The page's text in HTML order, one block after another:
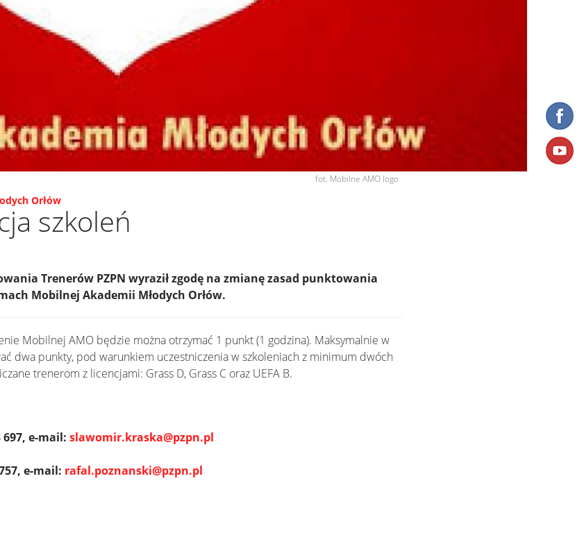
fot. Mobilne AMO logo
Orłów
szkoleń
Trenerów PZPN wyraził zgodę na zmianę zasad punktowania
Mobilnej Akademii Młodych Orłów.
Mobilnej AMO będzie można otrzymać 1 punkt (1 godzina). Maksymalnie w
dwa punkty, pod warunkiem uczestniczenia w szkoleniach z minimum dwóch
trenerom z licencjami: Grass D, Grass C oraz UEFA B.
697, e-mail: slawomir.kraska@pzpn.pl
e-mail: rafal.poznanski@pzpn.pl